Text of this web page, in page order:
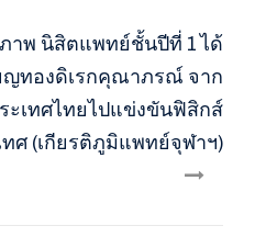
าพ นิสิตแพทย์ชั้นปีที่ 1 ได้
ญทองดิเรกคุณาภรณ์ จาก
ะเทศไทยไปแข่งขันฟิสิกส์
ศ (เกียรติภูมิแพทย์จุฬาฯ)